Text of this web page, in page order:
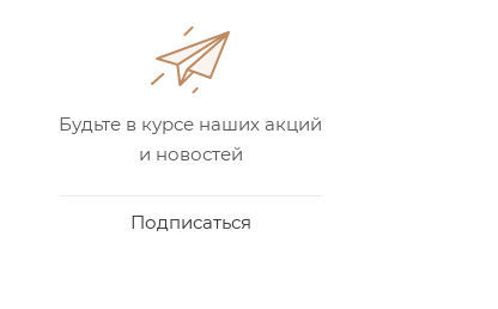
Будьте в курсе наших акций
и новостей
Подписаться